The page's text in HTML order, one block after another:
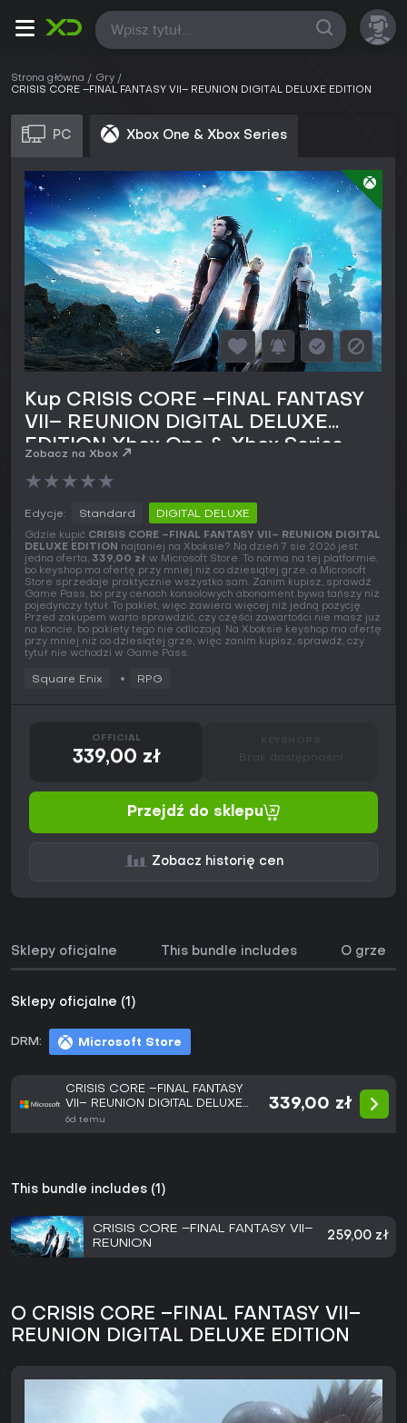
Wszystkie
Strona główna
Gry
CRISIS CORE –FINAL FANTASY VII– REUNION DIGITAL DELUXE EDITION
PC Xbox One & Xbox Series
Kup CRISIS CORE –FINAL FANTASY
VII– REUNION DIGITAL DELUXE
EDITION Xbox One & Xbox Series
Zobacz na Xbox
★★★★★
Edycje: Standard DIGITAL DELUXE
Gdzie kupić CRISIS CORE –FINAL FANTASY VII– REUNION DIGITAL
DELUXE EDITION najtaniej na Xboksie? Na dzień 7 sie 2026 jest
jedna oferta, 339,00 zł w Microsoft Store. To norma na tej platformie,
bo keyshop ma ofertę przy mniej niż co dziesiątej grze, a Microsoft
Store sprzedaje praktycznie wszystko sam. Zanim kupisz, sprawdź
Game Pass, bo przy cenach konsolowych abonament bywa tańszy niż
pojedynczy tytuł. To pakiet, więc zawiera więcej niż jedną pozycję.
Przed zakupem warto sprawdzić, czy części zawartości nie masz już
na koncie, bo pakiety tego nie odliczają. Na Xboksie keyshop ma ofertę
przy mniej niż co dziesiątej grze, więc zanim kupisz, sprawdź, czy
tytuł nie wchodzi w Game Pass.
Square Enix RPG
OFFICIAL
339,00 zł Brak dostępności
Przejdź do sklepu
Zobacz historię cen
Sklepy oficjalne This bundle includes O grze
Sklepy oficjalne (1)
DRM: Microsoft Store
CRISIS CORE –FINAL FANTASY
VII– REUNION DIGITAL DELUXE
EDITION
6d temu
339,00 zł
This bundle includes (1)
CRISIS CORE –FINAL FANTASY VII–
REUNION
259,00 zł
O CRISIS CORE –FINAL FANTASY VII–
REUNION DIGITAL DELUXE EDITION